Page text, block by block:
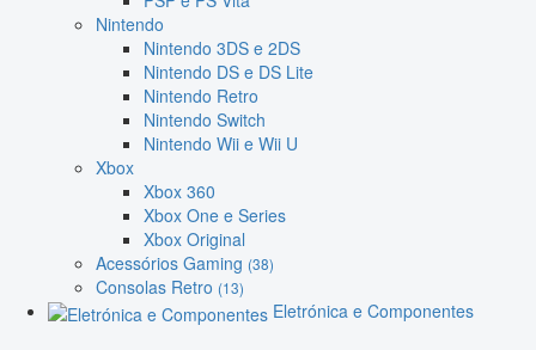
Nintendo
Nintendo 3DS e 2DS
Nintendo DS e DS Lite
Nintendo Retro
Nintendo Switch
Nintendo Wii e Wii U
Xbox
Xbox 360
Xbox One e Series
Xbox Original
Acessórios Gaming (38)
Consolas Retro (13)
Eletrónica e Componentes